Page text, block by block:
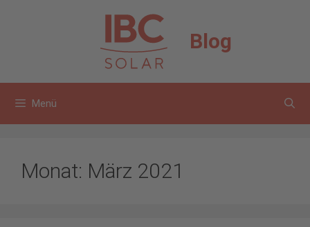
Blog
Menü
Monat: März 2021